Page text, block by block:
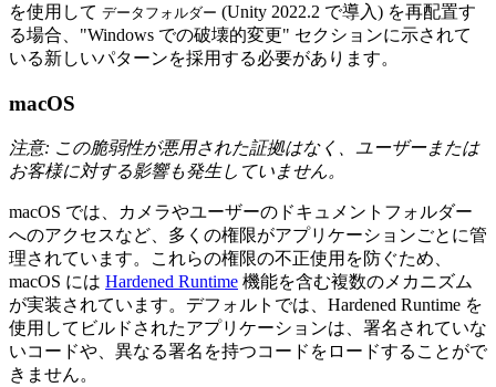
を使用して データフォルダー (Unity 2022.2 で導入) を再配置す
る場合、"Windows での破壊的変更" セクションに示されて
いる新しいパターンを採用する必要があります。
macOS
注意: この脆弱性が悪用された証拠はなく、ユーザーまたは
お客様に対する影響も発生していません。
macOS では、カメラやユーザーのドキュメントフォルダー
へのアクセスなど、多くの権限がアプリケーションごとに管
理されています。これらの権限の不正使用を防ぐため、
macOS には Hardened Runtime 機能を含む複数のメカニズム
が実装されています。デフォルトでは、Hardened Runtime を
使用してビルドされたアプリケーションは、署名されていな
いコードや、異なる署名を持つコードをロードすることがで
きません。